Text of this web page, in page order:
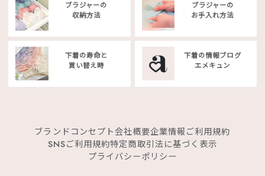
ブラジャーの
収納方法
ブラジャーの
お手入れ方法
下着の寿命と
買い替え時
下着の情報ブログ
エメキュン
ブランドコンセプト会社概要企業情報 ご利用規約
SNSご利用規約特定商取引法に基づく表示
プライバシーポリシー